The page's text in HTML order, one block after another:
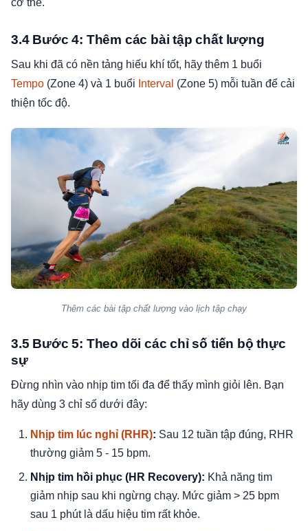
3.4 Bước 4: Thêm các bài tập chất lượng
Sau khi đã có nền tảng hiếu khí tốt, hãy thêm 1 buổi
Tempo (Zone 4) và 1 buổi Interval (Zone 5) mỗi tuần để cải
thiện tốc độ.
Thêm các bài tập chất lượng vào lịch tập chạy
3.5 Bước 5: Theo dõi các chỉ số tiến bộ thực
sự
Đừng nhìn vào nhịp tim tối đa để thấy mình giỏi lên. Bạn
hãy dùng 3 chỉ số dưới đây:
Nhịp tim lúc nghỉ (RHR): Sau 12 tuần tập đúng, RHR
thường giảm 5 - 15 bpm.
Nhịp tim hồi phục (HR Recovery): Khả năng tim
giảm nhịp sau khi ngừng chạy. Mức giảm > 25 bpm
sau 1 phút là dấu hiệu tim rất khỏe.